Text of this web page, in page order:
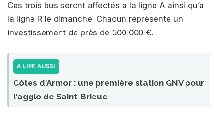
Ces trois bus seront affectés à la ligne A ainsi qu’à
la ligne R le dimanche. Chacun représente un
investissement de près de 500 000 €.
A LIRE AUSSI
Côtes d'Armor : une première station GNV pour
l'agglo de Saint-Brieuc